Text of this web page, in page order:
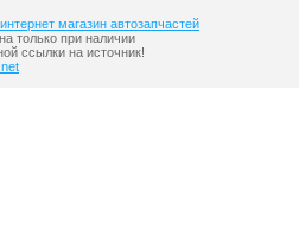
интернет магазин автозапчастей
только при наличии
ссылки на источник!